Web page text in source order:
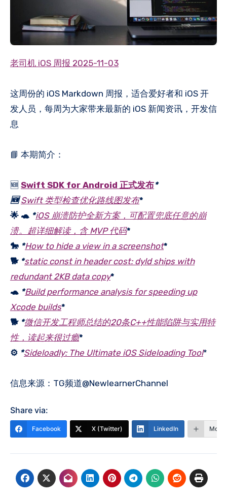
老司机 iOS 周报 2025-11-03
这周份的 iOS Markdown 周报，适合爱好者和 iOS 开
发人员，每周为大家带来最新的 iOS 新闻资讯，开发信
息
📘 本期简介：
🆕 Swift SDK for Android 正式发布*
🆕Swift 类型检查优化路线图发布*
🌟 🐢 *iOS 崩溃防护全新方案，可配置兜底任意的崩
溃。超详细解读，含 MVP 代码*
🐎 *How to hide a view in a screenshot*
🐕 *static const in header cost: dyld ships with
redundant 2KB data copy*
🐢 *Build performance analysis for speeding up
Xcode builds*
🐕 *微信开发工程师总结的20条C++性能陷阱与实用特
性，读起来很过瘾*
⚙️ *Sideloadly: The Ultimate iOS Sideloading Tool*
信息来源：TG频道@NewlearnerChannel
Share via:
Facebook X (Twitter) LinkedIn More